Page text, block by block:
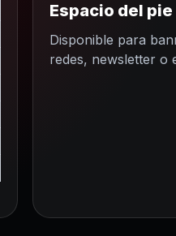
Espacio del
Disponible para
redes, newsletter o